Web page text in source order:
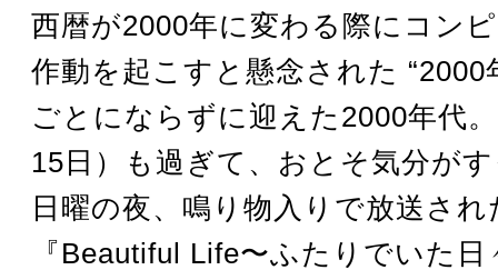
西暦が2000年に変わる際にコン
作動を起こすと懸念された “2000
ごとにならずに迎えた2000年代
15日）も過ぎて、おとそ気分が
日曜の夜、鳴り物入りで放送さ
『Beautiful Life〜ふたりでいた